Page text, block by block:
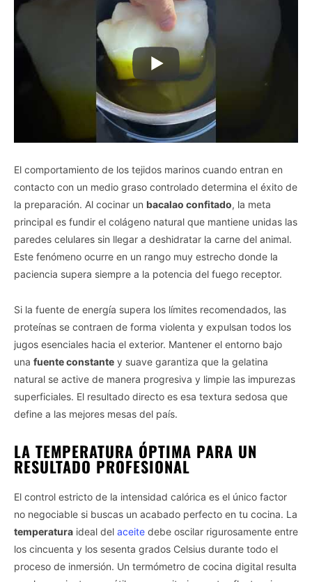
El comportamiento de los tejidos marinos cuando entran en
contacto con un medio graso controlado determina el éxito de
la preparación. Al cocinar un bacalao confitado, la meta
principal es fundir el colágeno natural que mantiene unidas las
paredes celulares sin llegar a deshidratar la carne del animal.
Este fenómeno ocurre en un rango muy estrecho donde la
paciencia supera siempre a la potencia del fuego receptor.
Si la fuente de energía supera los límites recomendados, las
proteínas se contraen de forma violenta y expulsan todos los
jugos esenciales hacia el exterior. Mantener el entorno bajo
una fuente constante y suave garantiza que la gelatina
natural se active de manera progresiva y limpie las impurezas
superficiales. El resultado directo es esa textura sedosa que
define a las mejores mesas del país.
LA TEMPERATURA ÓPTIMA PARA UN
RESULTADO PROFESIONAL
El control estricto de la intensidad calórica es el único factor
no negociable si buscas un acabado perfecto en tu cocina. La
temperatura ideal del aceite debe oscilar rigurosamente entre
los cincuenta y los sesenta grados Celsius durante todo el
proceso de inmersión. Un termómetro de cocina digital resulta